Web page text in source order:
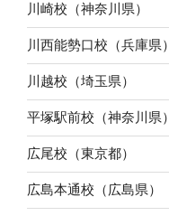
川崎校（神奈川県）
川西能勢口校（兵庫県）
川越校（埼玉県）
平塚駅前校（神奈川県）
広尾校（東京都）
広島本通校（広島県）